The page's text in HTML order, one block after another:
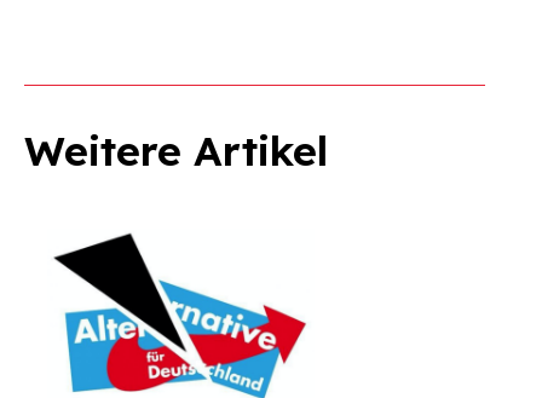
Weitere Artikel